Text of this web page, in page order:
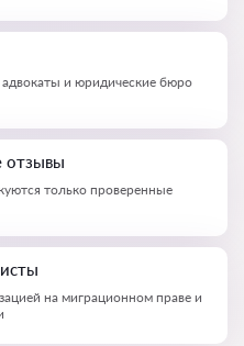
и юридические бюро
отзывы
только проверенные
на миграционном праве и